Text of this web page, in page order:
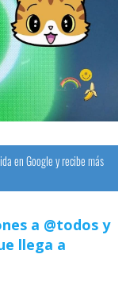
en Google y recibe más
a @todos y
llega a